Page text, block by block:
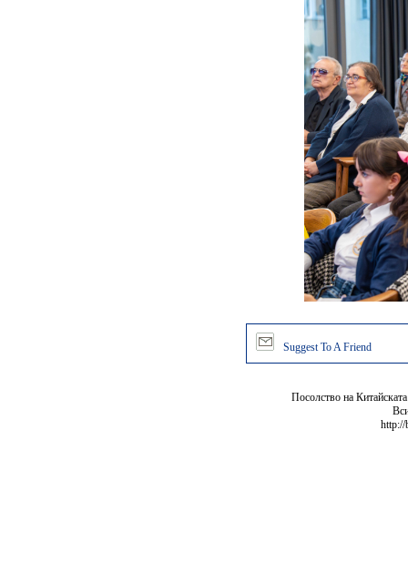
Suggest To A Friend
Посолство на
http://